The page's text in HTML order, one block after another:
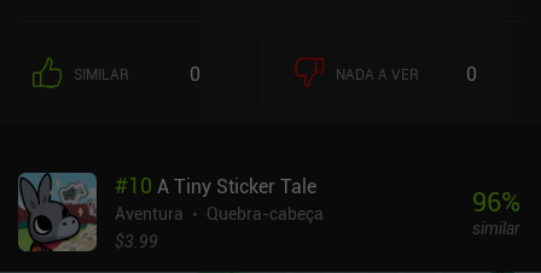
movemos para frente e para trás, coletando itens, resolvendo
quebra-cabeças e interagindo com objetos na tela para progredir
cada local e, em seguida, tocamos em determinados pontos para
passar para a próxima cena. Isso cria uma experiência bastante
imersiva. Com belos recursos visuais, sons atmosféricos e uma
SIMILAR 0 NADA A VER 0
#10 A Tiny Sticker Tale
Aventura
Quebra-cabeça
$3.99
96%
similar